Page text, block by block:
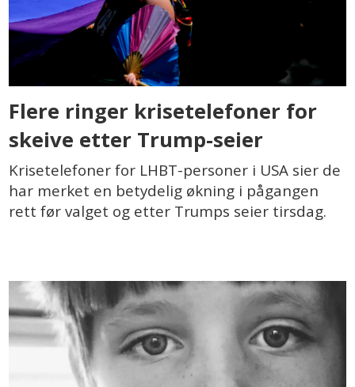
Flere ringer krisetelefoner for
skeive etter Trump-seier
Krisetelefoner for LHBT-personer i USA sier de
har merket en betydelig økning i pågangen
rett før valget og etter Trumps seier tirsdag.